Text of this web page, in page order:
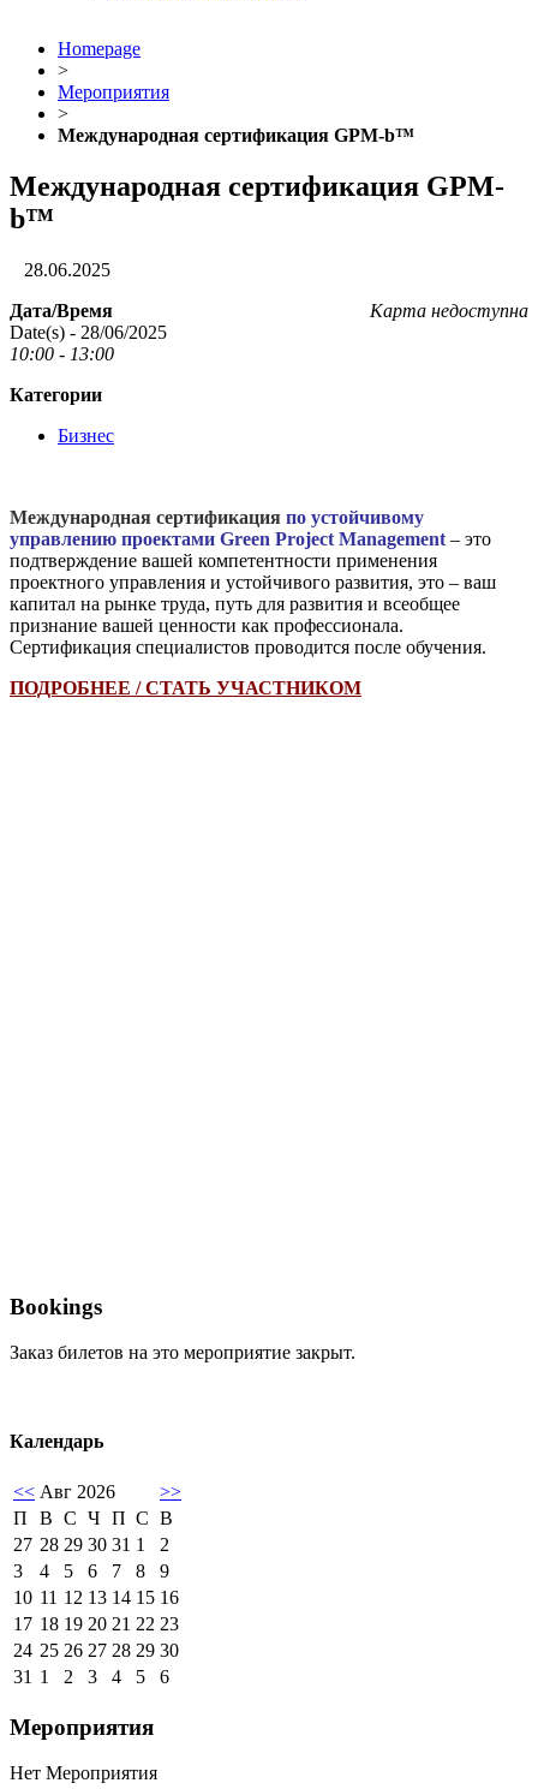
Homepage
>
Мероприятия
>
Международная сертификация GPM-b™
Международная сертификация GPM-
b™
28.06.2025
Карта недоступна
Дата/Время
Date(s) - 28/06/2025
10:00 - 13:00
Категории
Бизнес
Международная сертификация по устойчивому
управлению проектами Green Project Management – это
подтверждение вашей компетентности применения
проектного управления и устойчивого развития, это – ваш
капитал на рынке труда, путь для развития и всеобщее
признание вашей ценности как профессионала.
Сертификация специалистов проводится после обучения.
ПОДРОБНЕЕ / СТАТЬ УЧАСТНИКОМ
Bookings
Заказ билетов на это мероприятие закрыт.
Календарь
<< Авг 2026
>>
П
В С Ч П С В
27 28 29 30 31 1
2
3
4 5 6 7 8
9
10 11 12 13 14 15 16
17 18 19 20 21 22 23
24 25 26 27 28 29 30
31 1 2 3 4 5 6
Мероприятия
Нет Мероприятия